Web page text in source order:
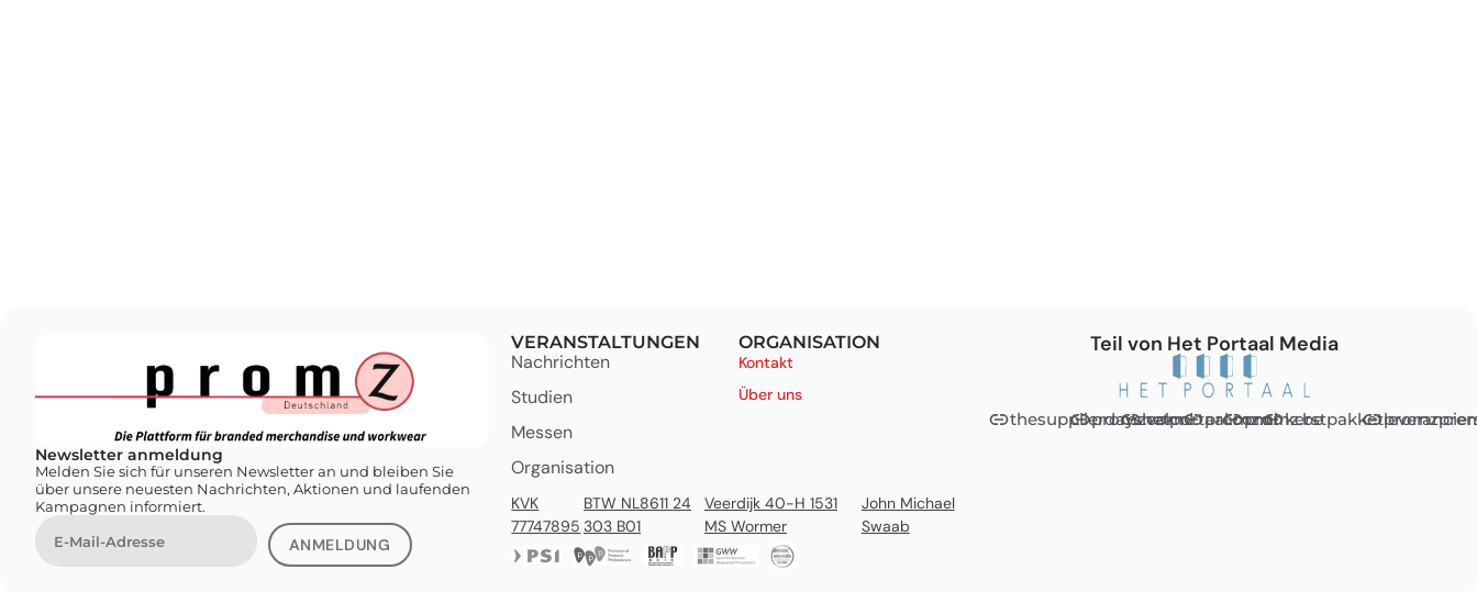
Newsletter anmeldung
Melden Sie sich für unseren Newsletter an und bleiben Sie
über unsere neuesten Nachrichten, Aktionen und laufenden
Kampagnen informiert.
ANMELDUNG
VERANSTALTUNGEN
Nachrichten
Studien
Messen
Organisation
ORGANISATION
Kontakt
Über uns
KVK
77747895
BTW NL8611 24
303 B01
Veerdijk 40-H 1531
MS Wormer
John Michael
Swaab
Teil von Het Portaal Media
thesupplierdays.com
promzvak.nlhetportaal.com
promz.nlpromz.be